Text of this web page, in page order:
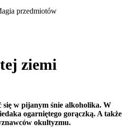
przedmiotów
ziemi
się w pijanym śnie alkoholika. W
ogarniętego gorączką. A także
okultyzmu.